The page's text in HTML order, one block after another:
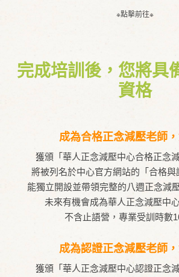
※點擊前往※
完成培訓後，您將具
資格
成為合格正念減壓老師，
獲頒「華人正念減壓中心合格正念
將被列名於中心官方網站的「合格與
能獨立開設並帶領完整的八週正念減
未來有機會成為華人正念減壓中
不含止語營，專業受訓時數
成為認證正念減壓老師，
獲頒「華人正念減壓中心認證正念